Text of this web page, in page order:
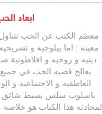
ابعاد
معظم الكتب عن الحب
معينه : اما بيلوجيه و
دينيه و روحيه و افلاطونية
يعالج قضيه الحب في جميع
العاطفيه و الاجتماعيه و
باسلوب سلس بسيط شائق
المحادثة هذا الكتاب هو